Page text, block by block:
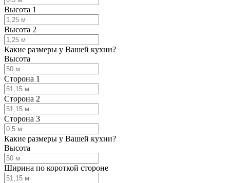
Высота 1
Высота 2
Какие размеры у Вашей кухни?
Высота
Сторона 1
Сторона 2
Сторона 3
Какие размеры у Вашей кухни?
Высота
Ширина по короткой стороне